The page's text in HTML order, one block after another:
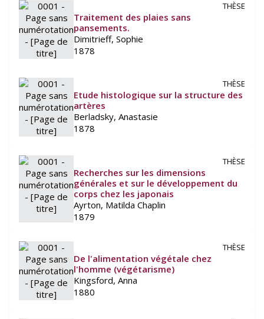
THÈSE
Traitement des plaies sans
pansements.
Dimitrieff, Sophie
1878
THÈSE
Etude histologique sur la structure des
artères
Berladsky, Anastasie
1878
THÈSE
Recherches sur les dimensions
générales et sur le développement du
corps chez les japonais
Ayrton, Matilda Chaplin
1879
THÈSE
De l'alimentation végétale chez
l'homme (végétarisme)
Kingsford, Anna
1880